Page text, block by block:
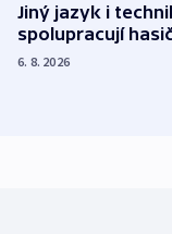
Jiný jazyk i
spolupracují
6. 8. 2026